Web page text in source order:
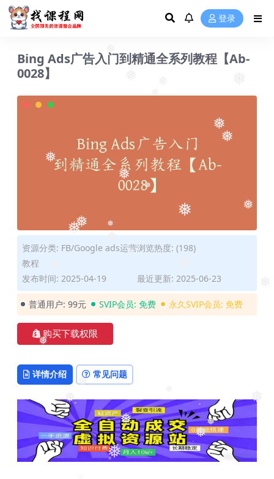
❅
❅
❅
❅
❅
❅
❅ ❅
❅
❅
❅
❅
❅
❅
❅
❅
❅
❅
❅
❅
❅
登录
Bing Ads广告入门到精通全系列教程【Ab-
0028】
资源分类: FB/Google ads运营
教程
浏览热度: (198)
发布时间: 2025-04-19 最近更新: 2025-06-23
普通用户: 99元 SVIP会员: 免费 永久SVIP会员: 免费
购买下载权限
详情介绍 常见问题